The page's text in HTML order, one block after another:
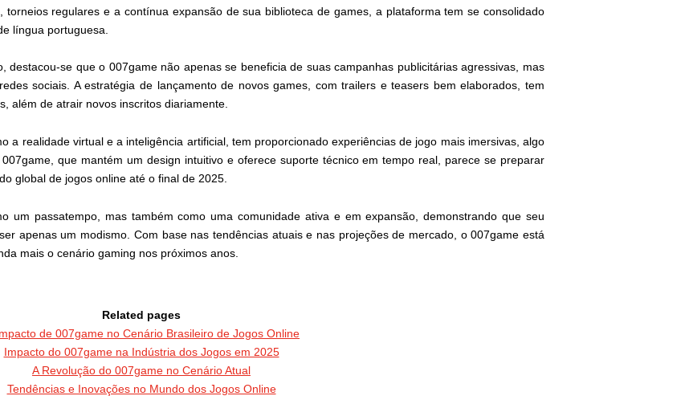
regulares e a contínua expansão de sua biblioteca de games, a plataforma tem se consolidado
língua portuguesa.
destacou-se que o 007game não apenas se beneficia de suas campanhas publicitárias agressivas, mas
sociais. A estratégia de lançamento de novos games, com trailers e teasers bem elaborados, tem
além de atrair novos inscritos diariamente.
a realidade virtual e a inteligência artificial, tem proporcionado experiências de jogo mais imersivas, algo
que mantém um design intuitivo e oferece suporte técnico em tempo real, parece se preparar
global de jogos online até o final de 2025.
um passatempo, mas também como uma comunidade ativa e em expansão, demonstrando que seu
apenas um modismo. Com base nas tendências atuais e nas projeções de mercado, o 007game está
mais o cenário gaming nos próximos anos.
Related pages
de 007game no Cenário Brasileiro de Jogos Online
Impacto do 007game na Indústria dos Jogos em 2025
A Revolução do 007game no Cenário Atual
Tendências e Inovações no Mundo dos Jogos Online